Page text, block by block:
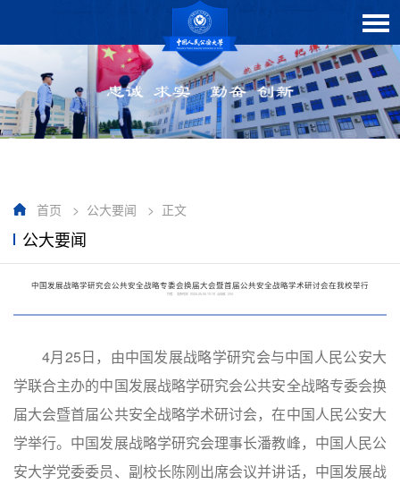
首页 > 公大要闻 > 正文
公大要闻
中国发展战略学研究会公共安全战略专委会换届大会暨首届公共安全战略学术研讨会在我校举行
作者： 发布时间：2026-05-06 10:18 点击数： 204
4月25日，由中国发展战略学研究会与中国人民公安大
学联合主办的中国发展战略学研究会公共安全战略专委会换
届大会暨首届公共安全战略学术研讨会，在中国人民公安大
学举行。中国发展战略学研究会理事长潘教峰，中国人民公
安大学党委委员、副校长陈刚出席会议并讲话，中国发展战